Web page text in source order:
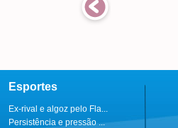
Esportes
Ex-rival e algoz pelo Fla...
Persistência e pressão ...